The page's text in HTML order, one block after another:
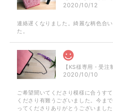
2020/10/12
連絡遅くなりました。綺麗な柄色合
た。
2020/10/10
ご希望聞いてくださり模様に合うす
くださり有難うございました。今ま
ってくださりありがとうございました